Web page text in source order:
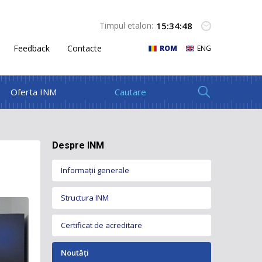
Timpul etalon: 15:34:49
Feedback Contacte ROM ENG
Oferta INM
Despre INM
Informații generale
Structura INM
Conducerea INM
Certificat de acreditare
Noutăți